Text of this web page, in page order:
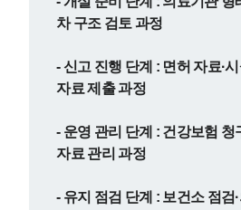
차 구조 검토 과정
- 신고 진행 단계 : 면허 자료·
자료 제출 과정
- 운영 관리 단계 : 건강보험 청
자료 관리 과정
- 유지 점검 단계 : 보건소 점검